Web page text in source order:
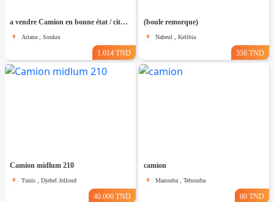
a vendre Camion en bonne état / citerne neuf / (8 m3) Camionnette de débouchage
Ariana , Soukra
1.014 TND
(boule remorque)
Nabeul , Kelibia
350 TND
Camion midlum 210
Tunis , Djebel Jelloud
40.000 TND
camion
Manouba , Tebourba
60 TND